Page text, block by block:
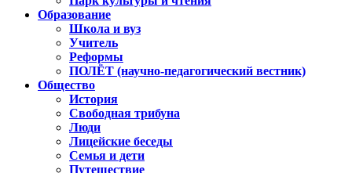
Образование
Школа и вуз
Учитель
Реформы
ПОЛЁТ (научно-педагогический вестник)
Общество
История
Свободная трибуна
Люди
Лицейские беседы
Семья и дети
Путешествие